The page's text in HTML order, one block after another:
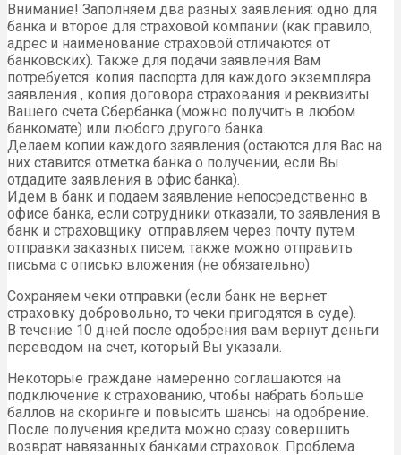
Внимание! Заполняем два разных заявления: одно для
банка и второе для страховой компании (как правило,
адрес и наименование страховой отличаются от
банковских). Также для подачи заявления Вам
потребуется: копия паспорта для каждого экземпляра
заявления , копия договора страхования и реквизиты
Вашего счета Сбербанка (можно получить в любом
банкомате) или любого другого банка.
Делаем копии каждого заявления (остаются для Вас на
них ставится отметка банка о получении, если Вы
отдадите заявления в офис банка).
Идем в банк и подаем заявление непосредственно в
офисе банка, если сотрудники отказали, то заявления в
банк и страховщику отправляем через почту путем
отправки заказных писем, также можно отправить
письма с описью вложения (не обязательно)
Сохраняем чеки отправки (если банк не вернет
страховку добровольно, то чеки пригодятся в суде).
В течение 10 дней после одобрения вам вернут деньги
переводом на счет, который Вы указали.
Некоторые граждане намеренно соглашаются на
подключение к страхованию, чтобы набрать больше
баллов на скоринге и повысить шансы на одобрение.
После получения кредита можно сразу совершить
возврат навязанных банками страховок. Проблема